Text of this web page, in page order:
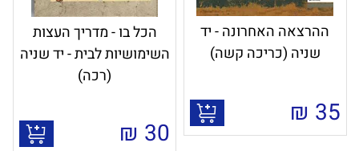
ההרצאה האחרונה - יד
שניה (כריכה קשה)
35
₪
הכל בו - מדריך העצות
השימושיות לבית - יד שניה
(רכה)
30
₪